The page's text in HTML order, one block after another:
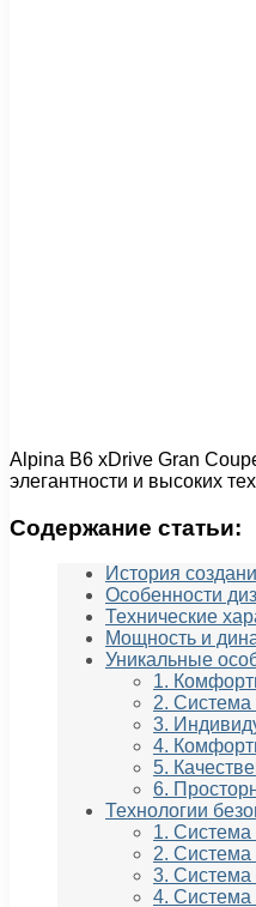
Alpina B6 xDrive Gran
элегантности и высоких
Содержание статьи:
История
Особенности
Технические
Мощность и
Уникальные
1.
2. Система
3.
4.
5.
6.
Технологии
1. Система
2. Система
3. Система
4.